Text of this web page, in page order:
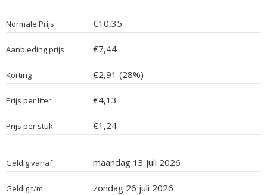
Normale Prijs €10,35
Aanbieding prijs €7,44
Korting €2,91 (28%)
Prijs per liter €4,13
Prijs per stuk €1,24
Geldig vanaf maandag 13 juli 2026
Geldig t/m
zondag 26 juli 2026